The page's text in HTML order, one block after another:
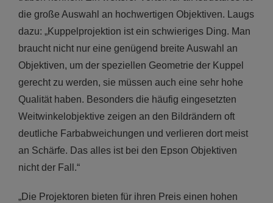
die große Auswahl an hochwertigen Objektiven. Laugs
dazu: „Kuppelprojektion ist ein schwieriges Ding. Man
braucht nicht nur eine genügend breite Auswahl an
Objektiven, um der speziellen Geometrie der Kuppel
gerecht zu werden, sie müssen auch eine sehr hohe
Qualität haben. Besonders die häufig eingesetzten
Weitwinkelobjektive zeigen an den Bildrändern oft
deutliche Farbabweichungen und verlieren dort meist
an Schärfe. Das alles ist bei den Epson Objektiven
nicht der Fall.“
„Die Projektoren bieten für ihren Preis einen hohen